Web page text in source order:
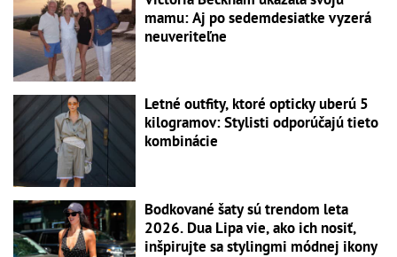
mamu: Aj po sedemdesiatke vyzerá
neuveriteľne
Letné outfity, ktoré opticky uberú 5
kilogramov: Stylisti odporúčajú tieto
kombinácie
Bodkované šaty sú trendom leta
2026. Dua Lipa vie, ako ich nosiť,
inšpirujte sa stylingmi módnej ikony